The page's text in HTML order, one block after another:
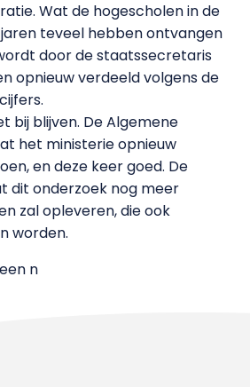
Wat de hogescholen in de
teveel hebben ontvangen
door de staatssecretaris
opnieuw verdeeld volgens de
bij blijven. De Algemene
het ministerie opnieuw
en deze keer goed. De
dit onderzoek nog meer
zal opleveren, die ook
worden.
n